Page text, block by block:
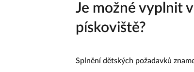
Je možné vyplnit
pískoviště?
Splnění dětských požadavků